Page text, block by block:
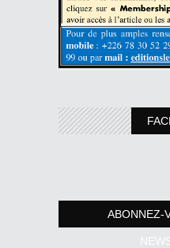
ABONNEZ-